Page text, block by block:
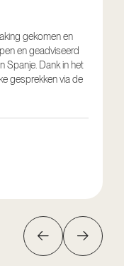
gekomen en
en geadviseerd
Spanje. Dank in het
gesprekken via de